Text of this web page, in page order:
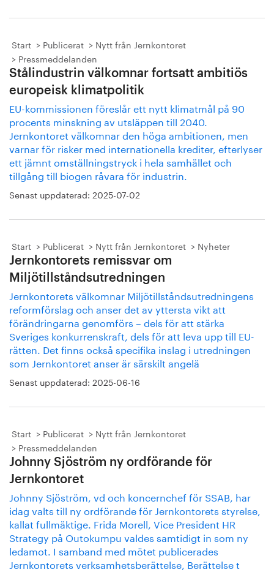
Start Publicerat
Nytt från Jernkontoret
Pressmeddelanden
Stålindustrin välkomnar fortsatt ambitiös
europeisk klimatpolitik
EU-kommissionen föreslår ett nytt klimatmål på 90
procents minskning av utsläppen till 2040.
Jernkontoret välkomnar den höga ambitionen, men
varnar för risker med internationella krediter, efterlyser
ett jämnt omställningstryck i hela samhället och
tillgång till biogen råvara för industrin.
Senast uppdaterad: 2025-07-02
Start Publicerat Nytt från Jernkontoret Nyheter
Jernkontorets remissvar om
Miljötillståndsutredningen
Jernkontorets välkomnar Miljötillståndsutredningens
reformförslag och anser det av yttersta vikt att
förändringarna genomförs – dels för att stärka
Sveriges konkurrenskraft, dels för att leva upp till EU-
rätten. Det finns också specifika inslag i utredningen
som Jernkontoret anser är särskilt angelä
Senast uppdaterad: 2025-06-16
Start Publicerat
Nytt från Jernkontoret
Pressmeddelanden
Johnny Sjöström ny ordförande för
Jernkontoret
Johnny Sjöström, vd och koncernchef för SSAB, har
idag valts till ny ordförande för Jernkontorets styrelse,
kallat fullmäktige. Frida Morell, Vice President HR
Strategy på Outokumpu valdes samtidigt in som ny
ledamot. I samband med mötet publicerades
Jernkontorets verksamhetsberättelse, Berättelse t